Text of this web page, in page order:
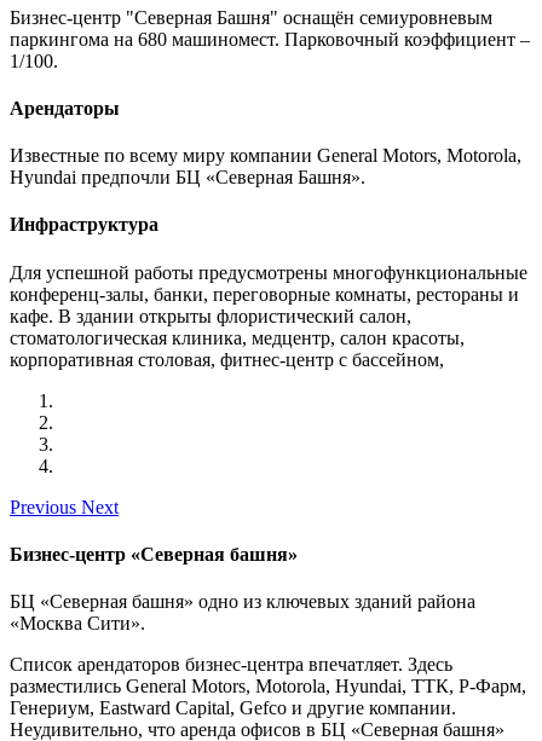
Бизнес-центр "Северная Башня" оснащён семиуровневым
паркингома на 680 машиномест. Парковочный коэффициент –
1/100.
Арендаторы
Известные по всему миру компании General Motors, Motorola,
Hyundai предпочли БЦ «Северная Башня».
Инфраструктура
Для успешной работы предусмотрены многофункциональные
конференц-залы, банки, переговорные комнаты, рестораны и
кафе. В здании открыты флористический салон,
стоматологическая клиника, медцентр, салон красоты,
корпоративная столовая, фитнес-центр с бассейном,
Previous Next
Бизнес-центр «Северная башня»
БЦ «Северная башня» одно из ключевых зданий района
«Москва Сити».
Список арендаторов бизнес-центра впечатляет. Здесь
разместились General Motors, Motorola, Hyundai, ТТК, Р-Фарм,
Генериум, Eastward Capital, Gefco и другие компании.
Неудивительно, что аренда офисов в БЦ «Северная башня»